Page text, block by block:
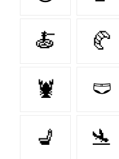
🍝 🥐
🦞 🩲
💺 🛬